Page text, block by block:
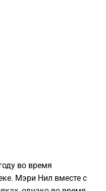
во время
Мэри Нил вместе с